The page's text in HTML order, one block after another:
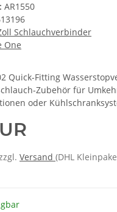
AR1550
Schlauchverbinder
One
Quick-Fitting
Zubehör für
oder
Versand (DHL